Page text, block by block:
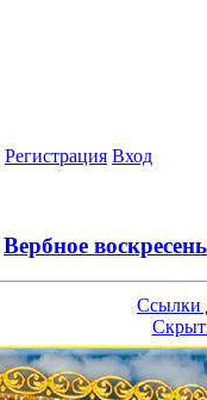
Регистрация Вход
Вербное
Ссылки